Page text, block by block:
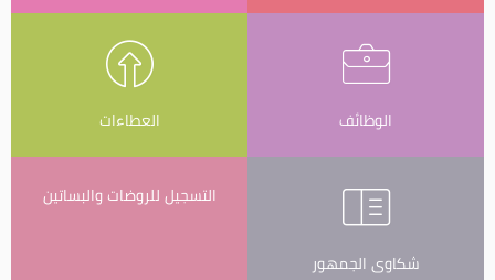
الوظائف العطاءات
شكاوى الجمهور
التسجيل للروضات والبساتين